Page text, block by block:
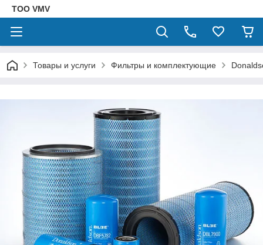
ТОО VMV
Товары и услуги Фильтры и комплектующие